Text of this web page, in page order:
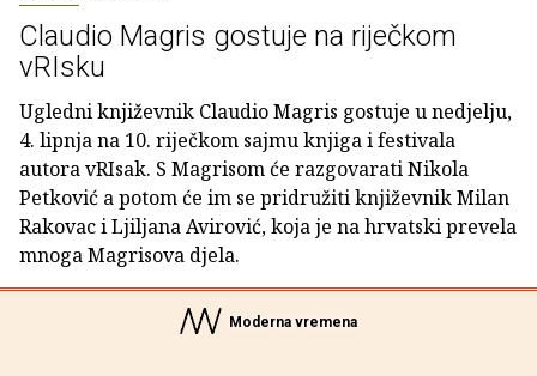
Claudio Magris gostuje na riječkom
vRIsku
Ugledni književnik Claudio Magris gostuje u nedjelju,
4. lipnja na 10. riječkom sajmu knjiga i festivala
autora vRIsak. S Magrisom će razgovarati Nikola
Petković a potom će im se pridružiti književnik Milan
Rakovac i Ljiljana Avirović, koja je na hrvatski prevela
mnoga Magrisova djela.
Moderna vremena